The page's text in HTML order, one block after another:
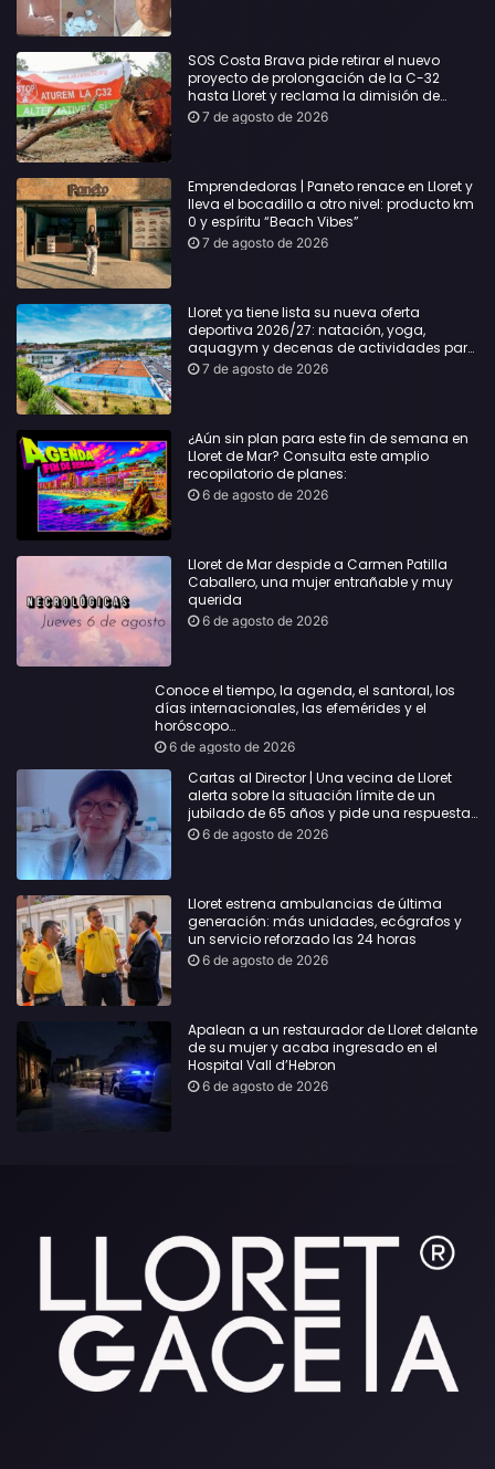
SOS Costa Brava pide retirar el nuevo
proyecto de prolongación de la C-32
hasta Lloret y reclama la dimisión de
Sílvia Paneque
7 de agosto de 2026
Emprendedoras | Paneto renace en Lloret y
lleva el bocadillo a otro nivel: producto km
0 y espíritu “Beach Vibes”
7 de agosto de 2026
Lloret ya tiene lista su nueva oferta
deportiva 2026/27: natación, yoga,
aquagym y decenas de actividades para
todas las edades
7 de agosto de 2026
¿Aún sin plan para este fin de semana en
Lloret de Mar? Consulta este amplio
recopilatorio de planes:
6 de agosto de 2026
Lloret de Mar despide a Carmen Patilla
Caballero, una mujer entrañable y muy
querida
6 de agosto de 2026
Conoce el tiempo, la agenda, el santoral, los
días internacionales, las efemérides y el
horóscopo…
6 de agosto de 2026
Cartas al Director | Una vecina de Lloret
alerta sobre la situación límite de un
jubilado de 65 años y pide una respuesta
urgente
6 de agosto de 2026
Lloret estrena ambulancias de última
generación: más unidades, ecógrafos y
un servicio reforzado las 24 horas
6 de agosto de 2026
Apalean a un restaurador de Lloret delante
de su mujer y acaba ingresado en el
Hospital Vall d’Hebron
6 de agosto de 2026